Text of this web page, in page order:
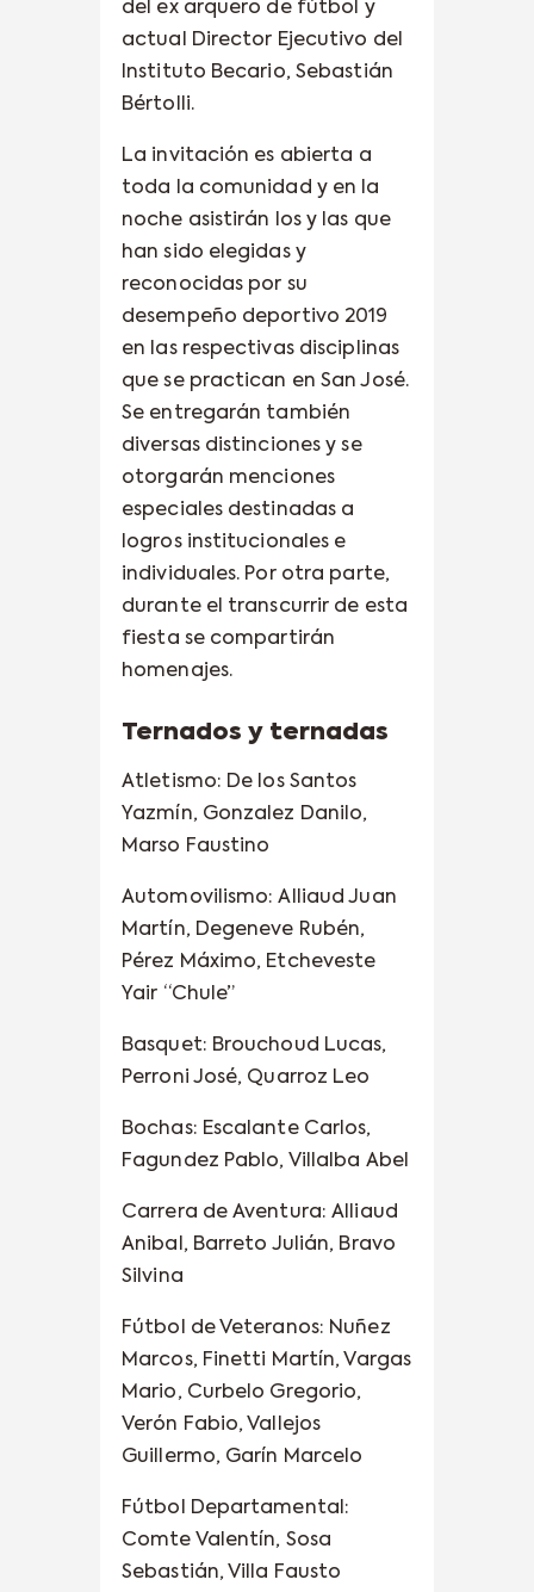
del ex arquero de fútbol y
actual Director Ejecutivo del
Instituto Becario, Sebastián
Bértolli.
La invitación es abierta a
toda la comunidad y en la
noche asistirán los y las que
han sido elegidas y
reconocidas por su
desempeño deportivo 2019
en las respectivas disciplinas
que se practican en San José.
Se entregarán también
diversas distinciones y se
otorgarán menciones
especiales destinadas a
logros institucionales e
individuales. Por otra parte,
durante el transcurrir de esta
fiesta se compartirán
homenajes.
Ternados y ternadas
Atletismo: De los Santos
Yazmín, Gonzalez Danilo,
Marso Faustino
Automovilismo: Alliaud Juan
Martín, Degeneve Rubén,
Pérez Máximo, Etcheveste
Yair “Chule”
Basquet: Brouchoud Lucas,
Perroni José, Quarroz Leo
Bochas: Escalante Carlos,
Fagundez Pablo, Villalba Abel
Carrera de Aventura: Alliaud
Anibal, Barreto Julián, Bravo
Silvina
Fútbol de Veteranos: Nuñez
Marcos, Finetti Martín, Vargas
Mario, Curbelo Gregorio,
Verón Fabio, Vallejos
Guillermo, Garín Marcelo
Fútbol Departamental:
Comte Valentín, Sosa
Sebastián, Villa Fausto